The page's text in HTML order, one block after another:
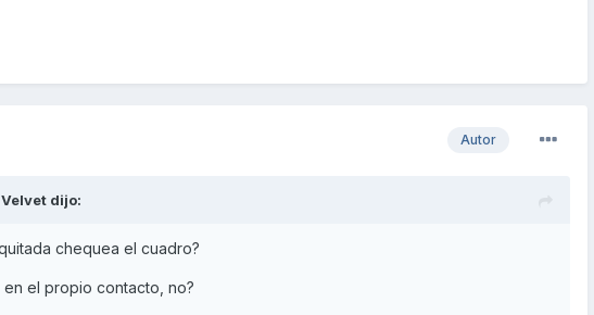
queda solo la luz de revisión de motor, a veces saco la llave y chequea
Autor
Velvet dijo:
chequea el cuadro?
el propio contacto, no?